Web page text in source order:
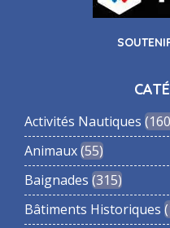
Activités Nautiques 160
Animaux 55
Baignades 315
Bâtiments Historiques